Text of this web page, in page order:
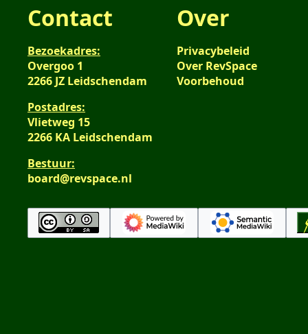
Contact
Bezoekadres:
Overgoo 1
2266 JZ Leidschendam
Postadres:
Vlietweg 15
2266 KA Leidschendam
Bestuur:
board@revspace.nl
Over
Privacybeleid
Over RevSpace
Voorbehoud